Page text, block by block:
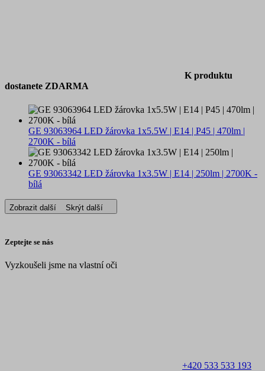
K produktu
dostanete ZDARMA
GE 93063964 LED žárovka 1x5.5W | E14 | P45 | 470lm |
2700K - bílá
GE 93063342 LED žárovka 1x3.5W | E14 | 250lm | 2700K -
bílá
Zobrazit další Skrýt další
Zeptejte se nás
Vyzkoušeli jsme na vlastní oči
+420 533 533 193